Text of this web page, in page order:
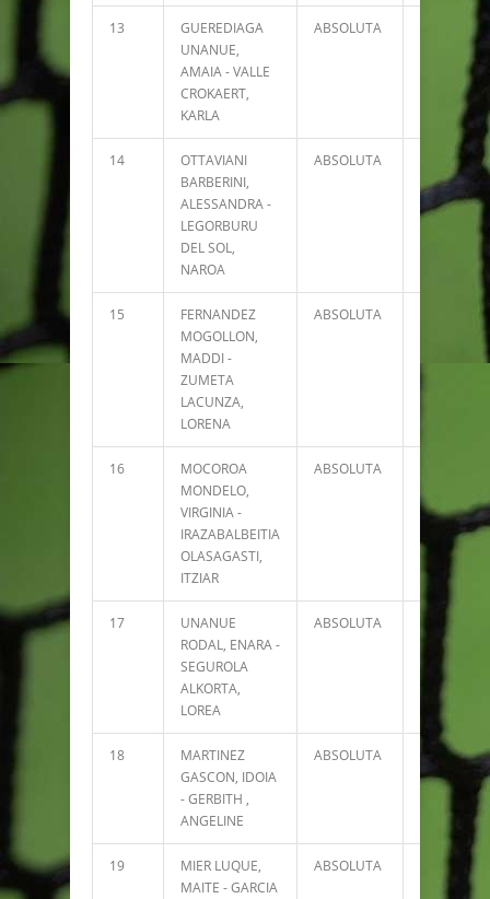
13
GUEREDIAGA
UNANUE,
AMAIA - VALLE
CROKAERT,
KARLA
ABSOLUTA
14
OTTAVIANI
BARBERINI,
ALESSANDRA -
LEGORBURU
DEL SOL,
NAROA
ABSOLUTA
15
FERNANDEZ
MOGOLLON,
MADDI -
ZUMETA
LACUNZA,
LORENA
ABSOLUTA
16
MOCOROA
MONDELO,
VIRGINIA -
IRAZABALBEITIA
OLASAGASTI,
ITZIAR
ABSOLUTA
17
UNANUE
RODAL, ENARA -
SEGUROLA
ALKORTA,
LOREA
ABSOLUTA
18
MARTINEZ
GASCON, IDOIA
- GERBITH ,
ANGELINE
ABSOLUTA 0
19
MIER LUQUE,
MAITE - GARCIA
ABSOLUTA